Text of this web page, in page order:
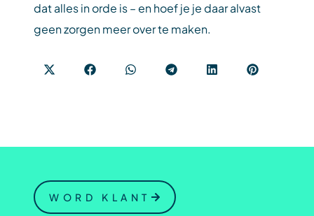
dat alles in orde is – en hoef je je daar alvast
geen zorgen meer over te maken.
WORD KLANT